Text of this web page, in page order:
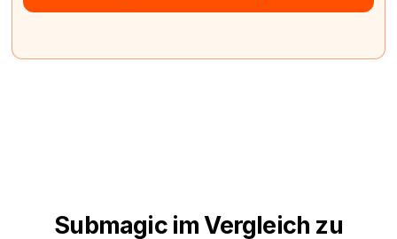
Submagic im Vergleich zu